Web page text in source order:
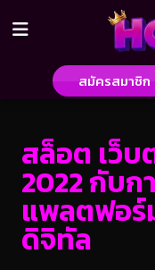
สมัครสมาชิก
สล็อต เว็บ
2022 กับ
แพลตฟอร์
ดิจิทัล